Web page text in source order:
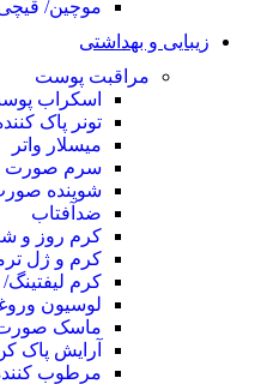
موچین/ قیچی/
زیبایی و بهداشتی
مراقبت پوست
اسکراب
تونر پاک
میسلار واتر
سرم صورت
شوینده
ضدآفتاب
کرم روز و
کرم و ژل
کرم
لوسیون
ماسک
آرایش پاک
مرطوب